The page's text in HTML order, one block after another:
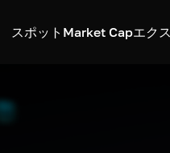
スポット Market Capエク